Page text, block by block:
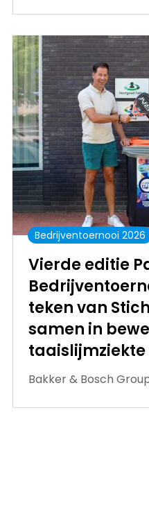
Bedrijventoernooi 2026
Vierde editie
teken van
samen in
taaislijmziekte
Bakker & Bosch